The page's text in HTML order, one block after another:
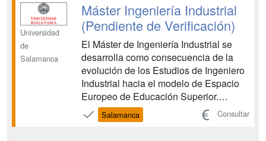
Universidad
de
Salamanca
Máster Ingeniería Industrial
(Pendiente de Verificación)
El Máster de Ingeniería Industrial se
desarrolla como consecuencia de la
evolución de los Estudios de Ingeniero
Industrial hacia el modelo de Espacio
Europeo de Educación Superior.
Supone la ampliación formativa de los
estudios de Grado de la familia de
Salamanca Consultar